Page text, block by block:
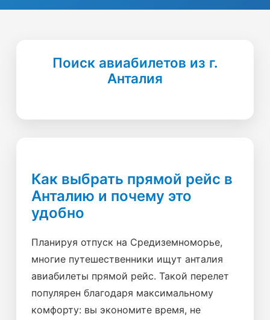
Поиск авиабилетов из г.
Анталия
Как выбрать прямой рейс в
Анталию и почему это
удобно
Планируя отпуск на Средиземноморье,
многие путешественники ищут анталия
авиабилеты прямой рейс. Такой перелет
популярен благодаря максимальному
комфорту: вы экономите время, не